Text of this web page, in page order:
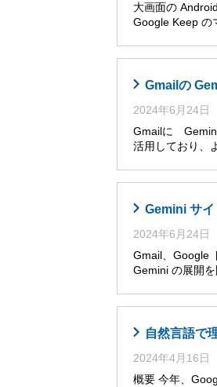
大画面の
Google Keep の
Gmailの
2024年6月24日
Gmailに Gemini
活用しており、
Gemini サ
2024年6月24日
Gmail、Google
Gemini の展開
自然言語で
2024年4月16日
概要 今年、